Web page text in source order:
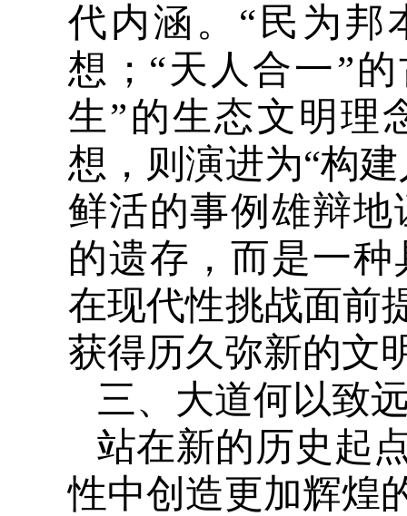
代内涵。“民为邦
想；“天人合一”
生”的生态文明理
想，则演进为“构
鲜活的事例雄辩
的遗存，而是一
在现代性挑战面前
获得历久弥新的文
三、大道何以致
站在新的历史起
性中创造更加辉煌